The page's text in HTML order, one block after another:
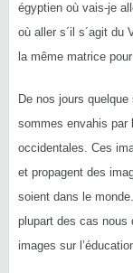
égyptien où vais-je
où aller s´il s´agit du
la même matrice
De nos jours quelque
sommes envahis par
occidentales. Ces
et propagent des
soient dans le
plupart des cas nous
images sur